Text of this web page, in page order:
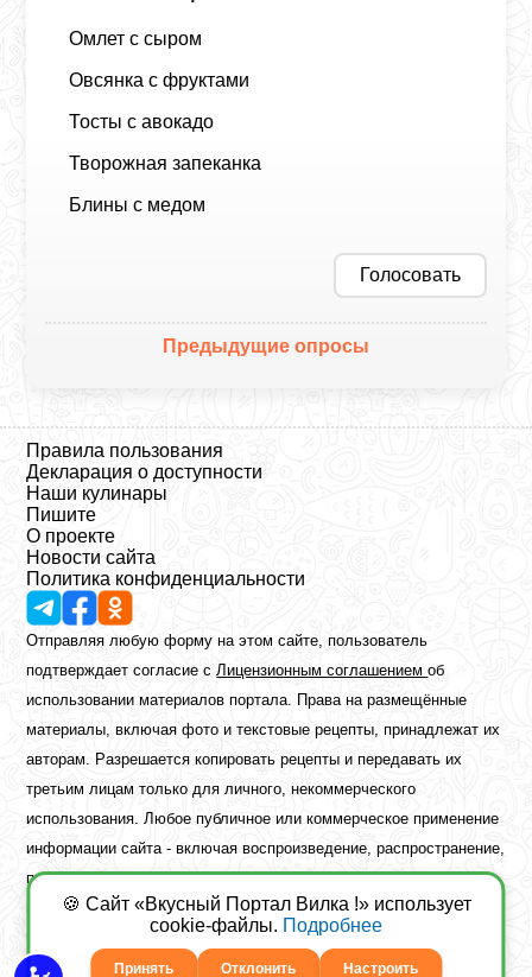
Омлет с сыром
Овсянка с фруктами
Тосты с авокадо
Творожная запеканка
Блины с медом
Голосовать
Предыдущие опросы
Правила пользования
Декларация о доступности
Наши кулинары
Пишите
О проекте
Новости сайта
Политика конфиденциальности
Отправляя любую форму на этом сайте, пользователь
подтверждает согласие сЛицензионным соглашениемоб
использовании материалов портала. Права на размещённые
материалы, включая фото и текстовые рецепты, принадлежат их
авторам. Разрешается копировать рецепты и передавать их
третьим лицам только для личного, некоммерческого
использования. Любое публичное или коммерческое применение
информации сайта - включая воспроизведение, распространение,
публикацию или обработку - возможно лишь при наличии
предварительного письменного разрешения правообладателя.
Copyright ©2026 Вкусный Портал Вилка
Сайт построенfreebrush.net
🍪 Сайт «Вкусный Портал Вилка !» использует
cookie-файлы. Подробнее
Принять Отклонить Настроить